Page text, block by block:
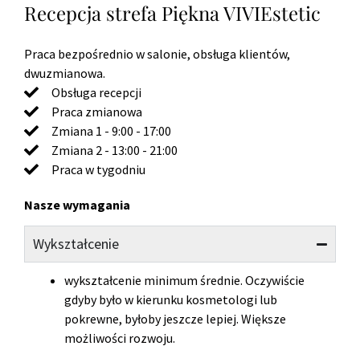
Recepcja strefa Piękna VIVIEstetic
Praca bezpośrednio w salonie, obsługa klientów,
dwuzmianowa.
Obsługa recepcji
Praca zmianowa
Zmiana 1 - 9:00 - 17:00
Zmiana 2 - 13:00 - 21:00
Praca w tygodniu
Nasze wymagania
Wykształcenie
wykształcenie minimum średnie. Oczywiście
gdyby było w kierunku kosmetologi lub
pokrewne, byłoby jeszcze lepiej. Większe
możliwości rozwoju.